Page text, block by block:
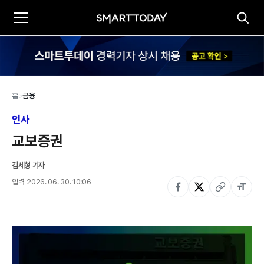
홈>금융
인사
교보증권
김세형 기자
입력 2026. 06. 30. 10:06